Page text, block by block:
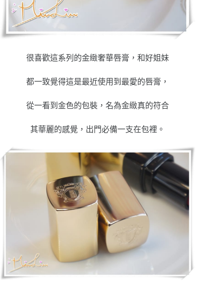
很喜歡這系列的金緻奢華唇膏，和好姐妹
都一致覺得這是最近使用到最愛的唇膏，
從一看到金色的包裝，名為金緻真的符合
其華麗的感覺，出門必備一支在包裡。